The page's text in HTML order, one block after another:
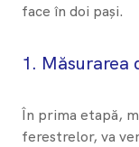
face în doi pași.
1.
În prima etapă,
ferestrelor, va